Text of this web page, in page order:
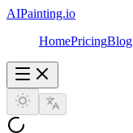
AIPainting.io
HomePricingBlog